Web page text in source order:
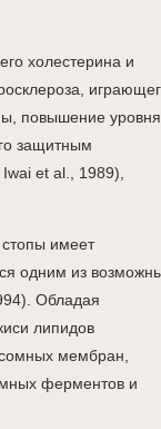
холестерина и
повышение уровня
защитным
et al., 1989),
имеет
одним из
Обладая
липидов
мембран,
ферментов и